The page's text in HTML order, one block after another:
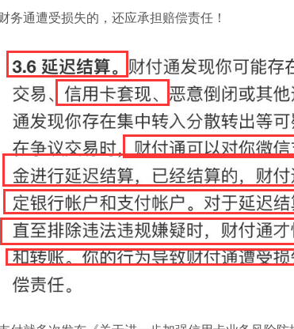
务通遭受损失的，还应承担赔偿责任！